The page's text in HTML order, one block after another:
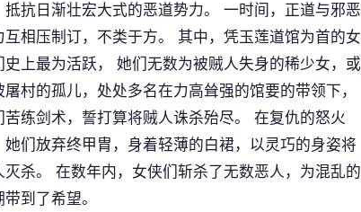
抵抗日渐壮宏大式的恶道势力。 一时间，正道与邪恶
互相压制订，不类于方。 其中，凭玉莲道馆为首的女
史上最为活跃， 她们无数为被贼人失身的稀少女，或
屠村的孤儿，处处多名在力高耸强的馆要的带领下，
苦练剑术，誓打算将贼人诛杀殆尽。 在复仇的怒火
她们放弃终甲胄，身着轻薄的白裙，以灵巧的身姿将
灭杀。 在数年内，女侠们斩杀了无数恶人，为混乱的
带到了希望。